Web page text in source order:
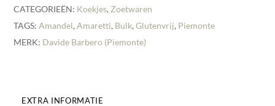
CATEGORIEËN: Koekjes, Zoetwaren
TAGS:Amandel,Amaretti, Bulk,Glutenvrij, Piemonte
MERK: Davide Barbero (Piemonte)
EXTRA INFORMATIE